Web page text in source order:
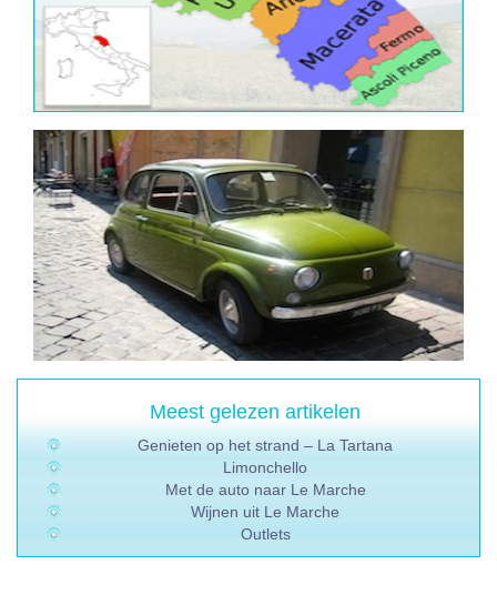
Meest gelezen artikelen
Genieten op het strand – La Tartana
Limonchello
Met de auto naar Le Marche
Wijnen uit Le Marche
Outlets